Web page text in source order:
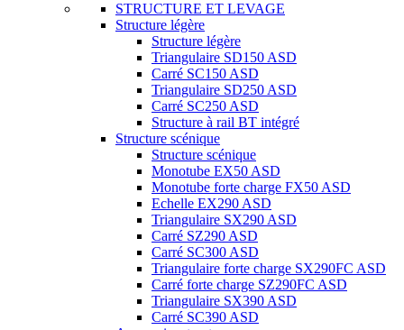
STRUCTURE ET LEVAGE
Structure légère
Structure légère
Triangulaire SD150 ASD
Carré SC150 ASD
Triangulaire SD250 ASD
Carré SC250 ASD
Structure à rail BT intégré
Structure scénique
Structure scénique
Monotube EX50 ASD
Monotube forte charge FX50 ASD
Echelle EX290 ASD
Triangulaire SX290 ASD
Carré SZ290 ASD
Carré SC300 ASD
Triangulaire forte charge SX290FC ASD
Carré forte charge SZ290FC ASD
Triangulaire SX390 ASD
Carré SC390 ASD